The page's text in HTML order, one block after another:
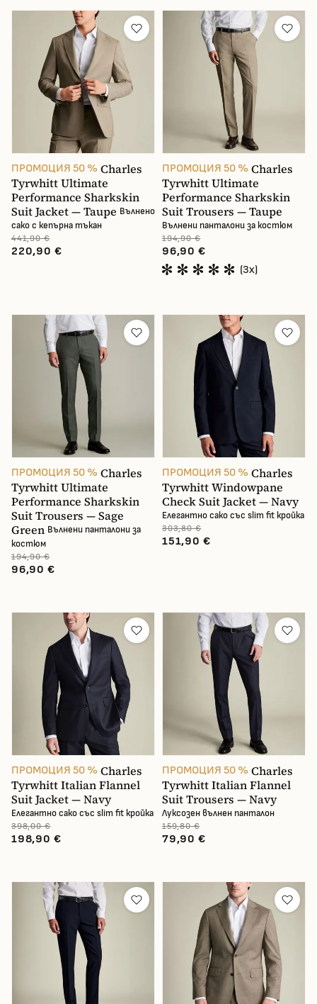
ПРОМОЦИЯ 50 % Charles
Tyrwhitt Ultimate
Performance Sharkskin
Suit Jacket — Taupe Вълнено
сако с кепърна тъкан
441,90 €
220,90 €
ПРОМОЦИЯ 50 % Charles
Tyrwhitt Ultimate
Performance Sharkskin
Suit Trousers — Taupe
Вълнени панталони за костюм
194,90 €
96,90 €
(3x)
ПРОМОЦИЯ 50 % Charles
Tyrwhitt Ultimate
Performance Sharkskin
Suit Trousers — Sage
Green Вълнени панталони за
костюм
194,90 €
96,90 €
ПРОМОЦИЯ 50 % Charles
Tyrwhitt Windowpane
Check Suit Jacket — Navy
Елегантно сако със slim fit кройка
303,80 €
151,90 €
ПРОМОЦИЯ 50 % Charles
Tyrwhitt Italian Flannel
Suit Jacket — Navy
Елегантно сако със slim fit кройка
398,00 €
198,90 €
ПРОМОЦИЯ 50 % Charles
Tyrwhitt Italian Flannel
Suit Trousers — Navy
Луксозен вълнен панталон
159,80 €
79,90 €